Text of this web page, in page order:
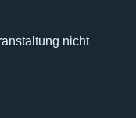
nicht